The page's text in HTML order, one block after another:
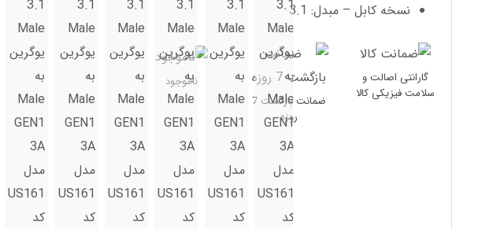
نسخه کابل – مبدل: 3.1
گارانتی اصالت و
سلامت فیزیکی کالا
ضمانت بازگشت 7
روزه
ناموجود